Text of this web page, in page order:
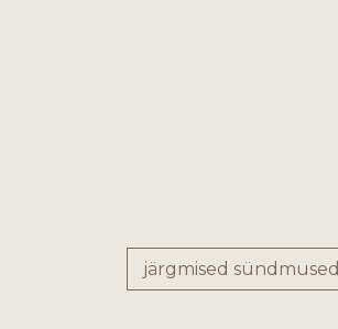
järgmised sündmused